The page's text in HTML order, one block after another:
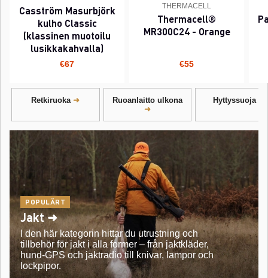
Casström Masurbjörk
kulho Classic
(klassinen muotoilu
lusikkakahvalla)
€67
THERMACELL
Thermacell®
MR300C24 - Orange
€55
Retkiruoka Ruoanlaitto ulkona Hyttyssuoja
POPULÄRT
Jakt ➜
I den här kategorin hittar du utrustning och
tillbehör för jakt i alla former – från jaktkläder,
hund-GPS och jaktradio till knivar, lampor och
lockpipor.